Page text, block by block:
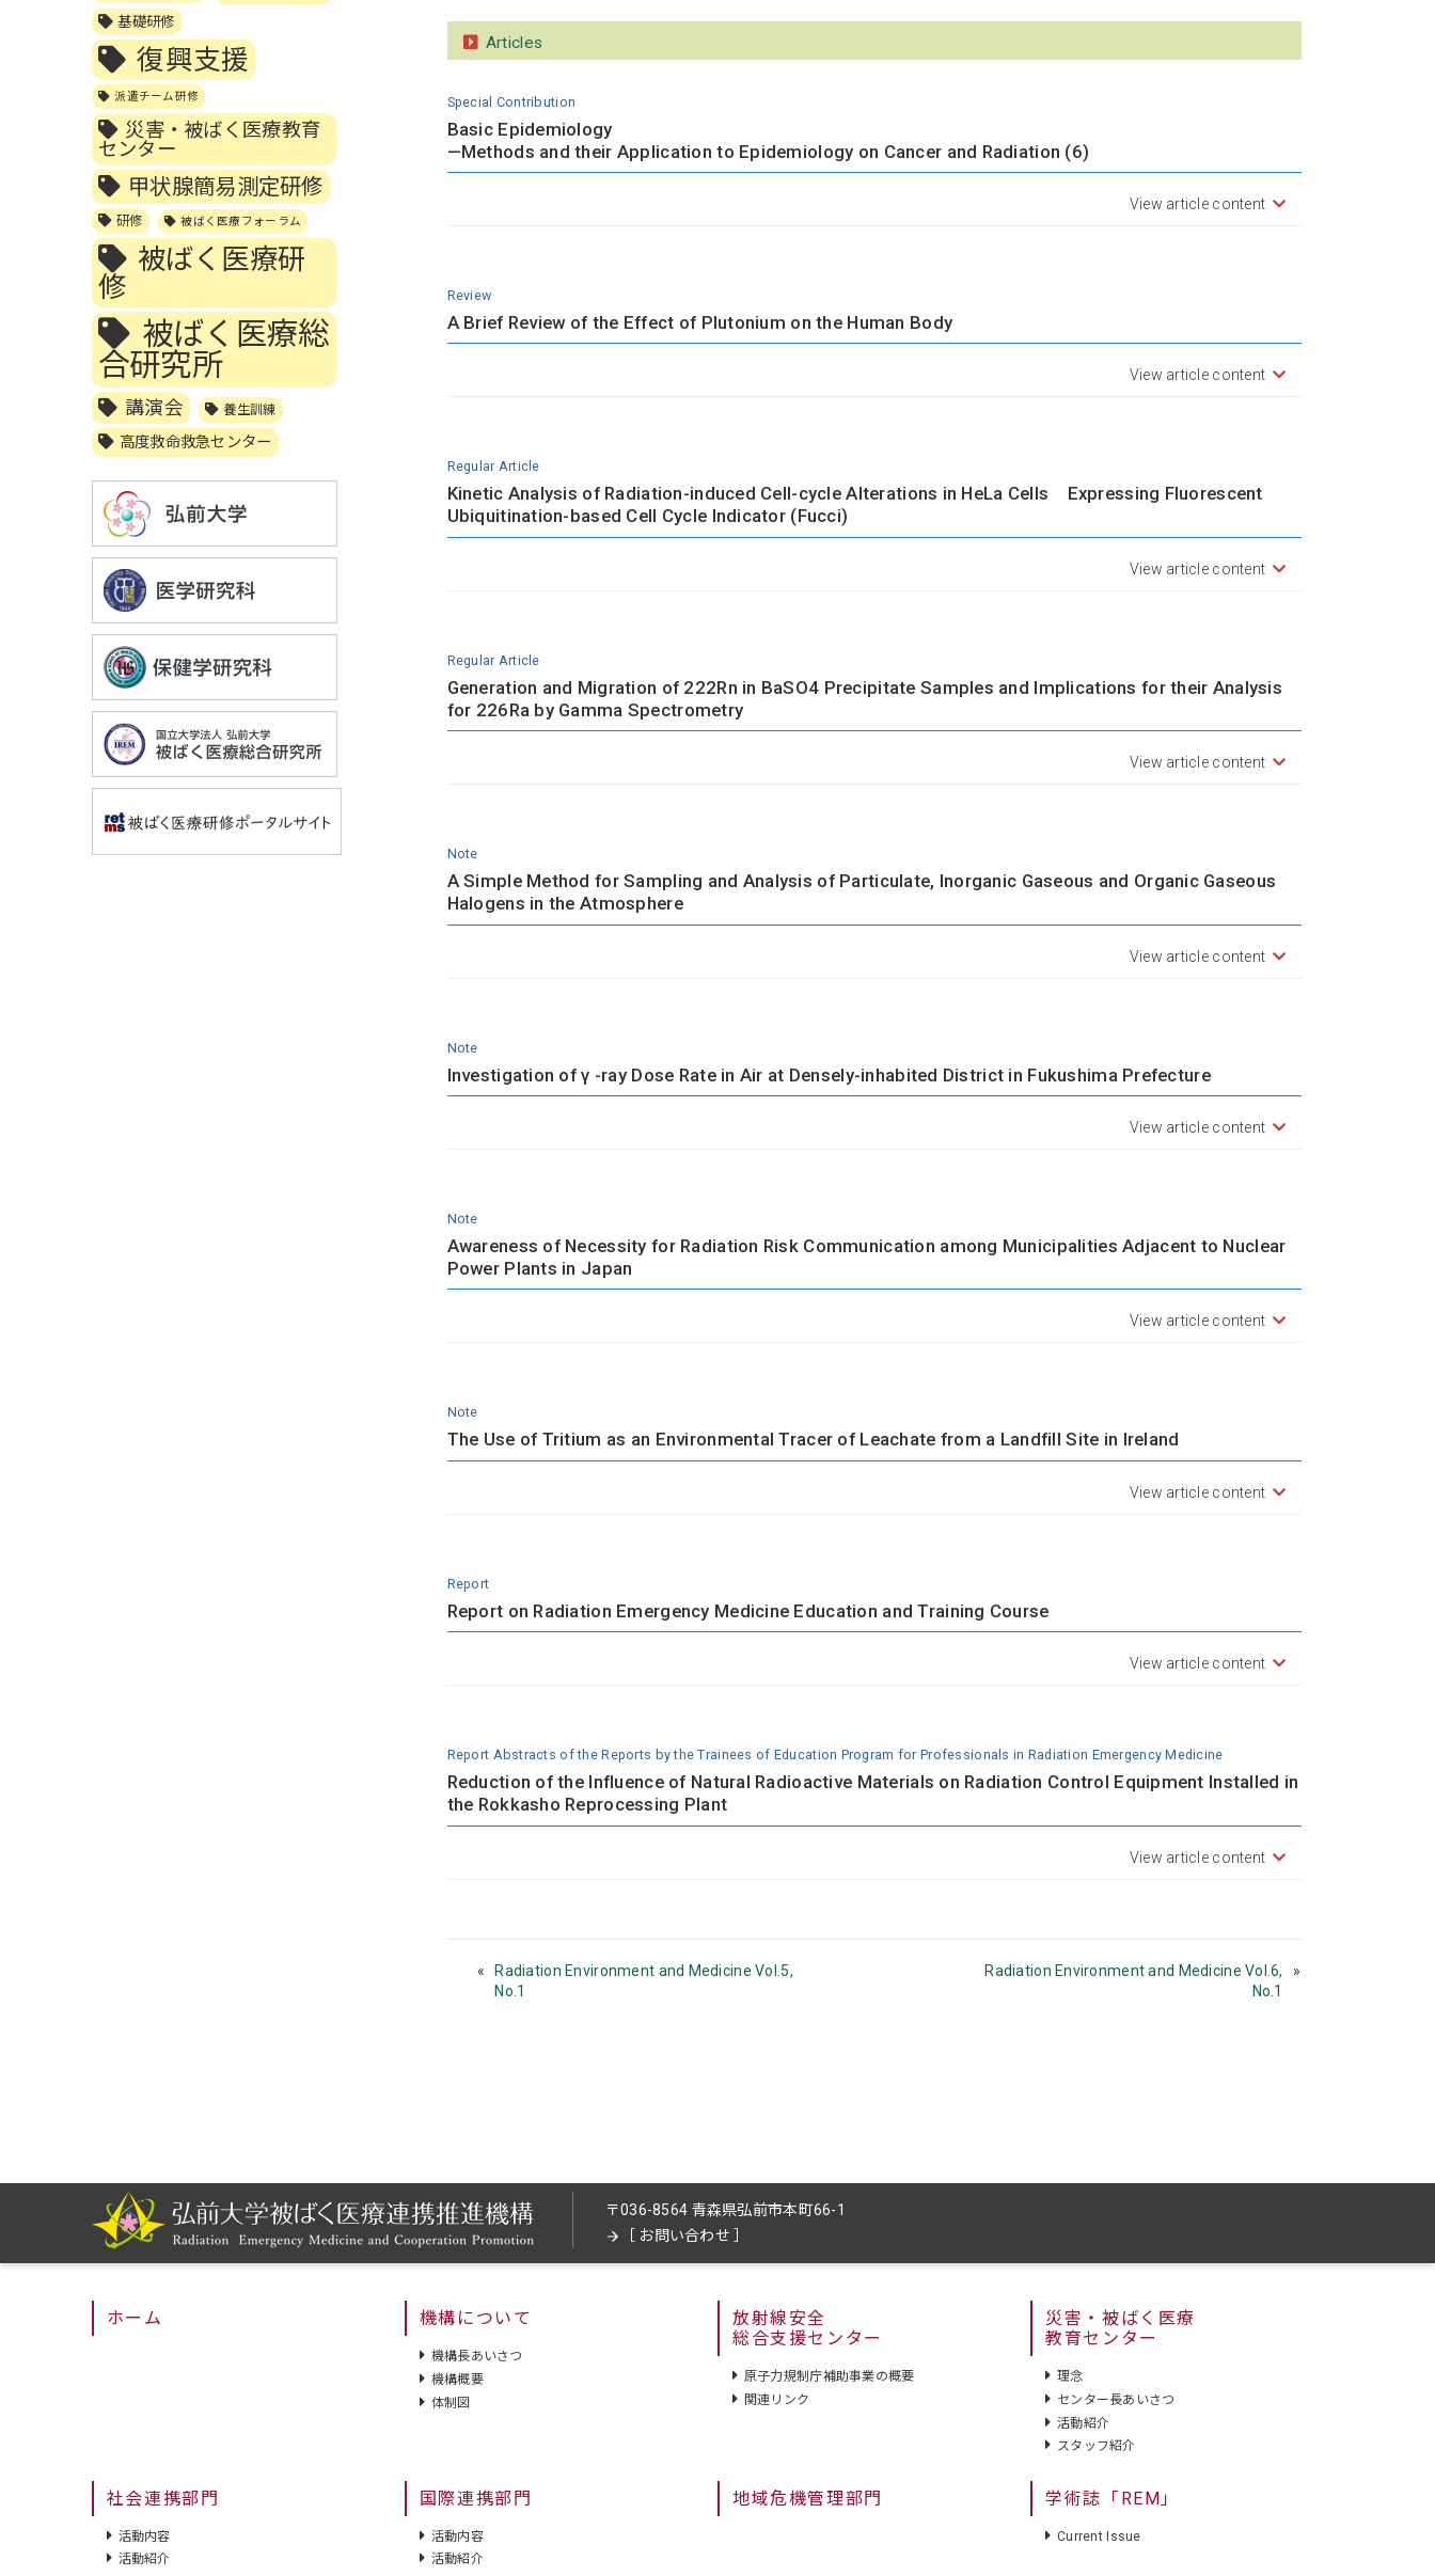
Articles
Special Contribution
Basic Epidemiology
—Methods and their Application to Epidemiology on Cancer and Radiation (6)
View article content
Review
A Brief Review of the Effect of Plutonium on the Human Body
View article content
Regular Article
Kinetic Analysis of Radiation-induced Cell-cycle Alterations in HeLa Cells Expressing Fluorescent
Ubiquitination-based Cell Cycle Indicator (Fucci)
View article content
Regular Article
Generation and Migration of 222Rn in BaSO4 Precipitate Samples and Implications for their Analysis
for 226Ra by Gamma Spectrometry
View article content
Note
A Simple Method for Sampling and Analysis of Particulate, Inorganic Gaseous and Organic Gaseous
Halogens in the Atmosphere
View article content
Note
Investigation of γ -ray Dose Rate in Air at Densely-inhabited District in Fukushima Prefecture
View article content
Note
Awareness of Necessity for Radiation Risk Communication among Municipalities Adjacent to Nuclear
Power Plants in Japan
View article content
Note
The Use of Tritium as an Environmental Tracer of Leachate from a Landfill Site in Ireland
View article content
Report
Report on Radiation Emergency Medicine Education and Training Course
View article content
Report Abstracts of the Reports by the Trainees of Education Program for Professionals in Radiation Emergency Medicine
Reduction of the Influence of Natural Radioactive Materials on Radiation Control Equipment Installed in
the Rokkasho Reprocessing Plant
View article content
Radiation Environment and Medicine Vol.5,
No.1
Radiation Environment and Medicine Vol.6,
No.1
基礎研修
復興支援
派遣チーム研修
災害・被ばく医療教育
センター
甲状腺簡易測定研修
研修 被ばく医療フォーラム
被ばく医療研
修
被ばく医療総
合研究所
講演会 養生訓練
高度救命救急センター
〒036-8564 青森県弘前市本町66-1
［ お問い合わせ ］
ホーム 機構について
機構長あいさつ
機構概要
体制図
放射線安全
総合支援センター
原子力規制庁補助事業の概要
関連リンク
災害・被ばく医療
教育センター
理念
センター長あいさつ
活動紹介
スタッフ紹介
社会連携部門
活動内容
活動紹介
国際連携部門
活動内容
活動紹介
地域危機管理部門 学術誌「REM」
Current Issue